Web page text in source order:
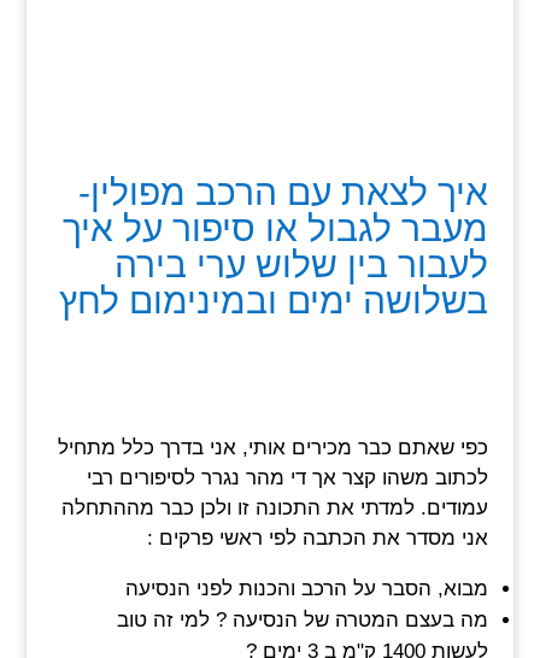
איך לצאת עם הרכב מפולין-
מעבר לגבול או סיפור על איך
לעבור בין שלוש ערי בירה
בשלושה ימים ובמינימום לחץ
כפי שאתם כבר מכירים אותי, אני בדרך כלל מתחיל
לכתוב משהו קצר אך די מהר נגרר לסיפורים רבי
עמודים. למדתי את התכונה זו ולכן כבר מההתחלה
אני מסדר את הכתבה לפי ראשי פרקים :
מבוא, הסבר על הרכב והכנות לפני הנסיעה
מה בעצם המטרה של הנסיעה ? למי זה טוב
לעשות 1400 ק"מ ב 3 ימים ?